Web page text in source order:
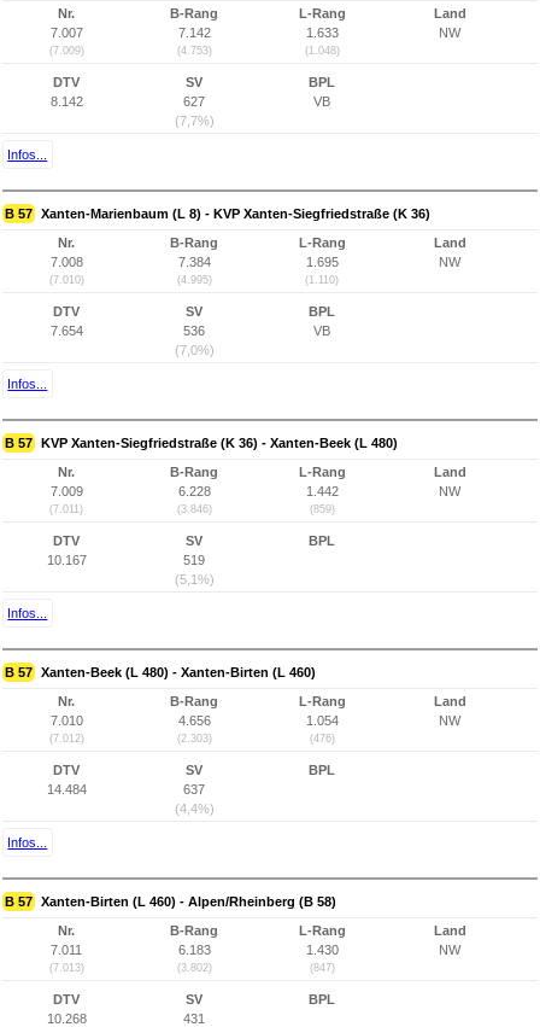
Nr.
7.007
(7.009)
B-Rang
7.142
(4.753)
L-Rang
1.633
(1.048)
Land
NW
DTV
8.142
SV
627
(7,7%)
BPL
VB
Infos...
B 57 Xanten-Marienbaum (L 8) - KVP Xanten-Siegfriedstraße (K 36)
Nr.
7.008
(7.010)
B-Rang
7.384
(4.995)
L-Rang
1.695
(1.110)
Land
NW
DTV
7.654
SV
536
(7,0%)
BPL
VB
Infos...
B 57 KVP Xanten-Siegfriedstraße (K 36) - Xanten-Beek (L 480)
Nr.
7.009
(7.011)
B-Rang
6.228
(3.846)
L-Rang
1.442
(859)
Land
NW
DTV
10.167
SV
519
(5,1%)
BPL
Infos...
B 57 Xanten-Beek (L 480) - Xanten-Birten (L 460)
Nr.
7.010
(7.012)
B-Rang
4.656
(2.303)
L-Rang
1.054
(476)
Land
NW
DTV
14.484
SV
637
(4,4%)
BPL
Infos...
B 57 Xanten-Birten (L 460) - Alpen/Rheinberg (B 58)
Nr.
7.011
(7.013)
B-Rang
6.183
(3.802)
L-Rang
1.430
(847)
Land
NW
DTV
10.268
SV
431
BPL